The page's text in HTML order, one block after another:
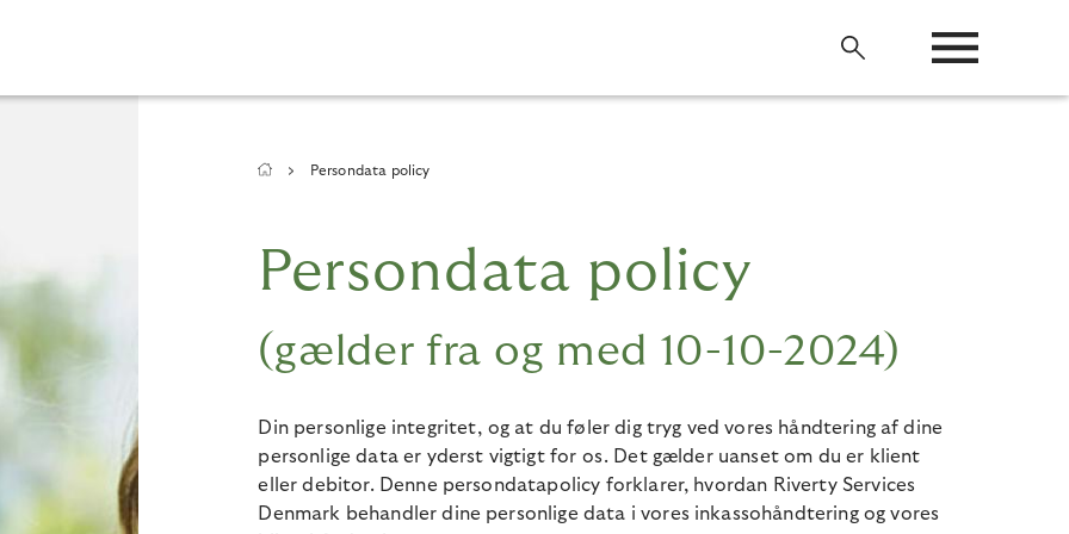
Breadcrumb
Persondata policy
Persondata policy
(gælder fra og med 10-10-2024)
Din personlige integritet, og at du føler dig tryg ved vores håndtering af dine
personlige data er yderst vigtigt for os. Det gælder uanset om du er klient
eller debitor. Denne persondatapolicy forklarer, hvordan Riverty Services
Denmark behandler dine personlige data i vores inkassohåndtering og vores